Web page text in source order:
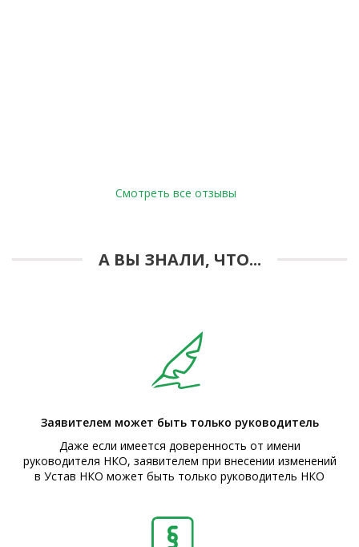
Смотреть все отзывы
А ВЫ ЗНАЛИ, ЧТО...
Заявителем может быть только руководитель
Даже если имеется доверенность от имени
руководителя НКО, заявителем при внесении изменений
в Устав НКО может быть только руководитель НКО